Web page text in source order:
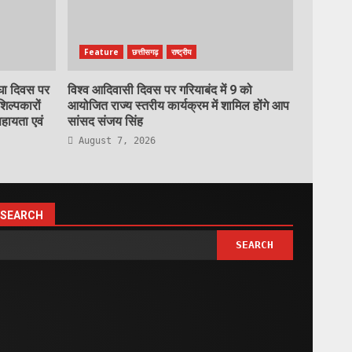
दिवस पर
एवं
Feature छत्तीसगढ़ राष्ट्रीय
विश्व आदिवासी दिवस पर गरियाबंद में 9 को
आयोजित राज्य स्तरीय कार्यक्रम में शामिल होंगे आप
सांसद संजय सिंह
August 7, 2026
SEARCH
SEARCH